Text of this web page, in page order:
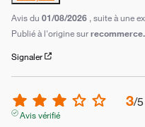
Avis du 01/08/2026 , suite à une
Publié à l'origine sur
Signaler
3/5
Avis vérifié